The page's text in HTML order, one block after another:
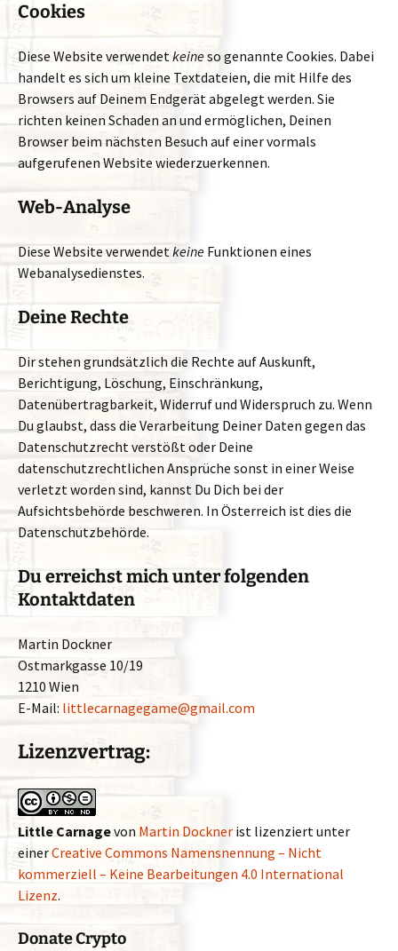
Cookies
Diese Website verwendetkeineso genannte Cookies. Dabei
handelt es sich um kleine Textdateien, die mit Hilfe des
Browsers auf Deinem Endgerät abgelegt werden. Sie
richten keinen Schaden an und ermöglichen, Deinen
Browser beim nächsten Besuch auf einer vormals
aufgerufenen Website wiederzuerkennen.
Web-Analyse
Diese Website verwendetkeine Funktionen eines
Webanalysedienstes.
Deine Rechte
Dir stehen grundsätzlich die Rechte auf Auskunft,
Berichtigung, Löschung, Einschränkung,
Datenübertragbarkeit, Widerruf und Widerspruch zu. Wenn
Du glaubst, dass die Verarbeitung Deiner Daten gegen das
Datenschutzrecht verstößt oder Deine
datenschutzrechtlichen Ansprüche sonst in einer Weise
verletzt worden sind, kannst Du Dich bei der
Aufsichtsbehörde beschweren. In Österreich ist dies die
Datenschutzbehörde.
Du erreichst mich unter folgenden
Kontaktdaten
Martin Dockner
Ostmarkgasse 10/19
1210 Wien
E-Mail: littlecarnagegame@gmail.com
Lizenzvertrag:
Little Carnagevon Martin Dockner ist lizenziert unter
einerCreative Commons Namensnennung – Nicht
kommerziell – Keine Bearbeitungen 4.0 International
Lizenz.
Donate Crypto